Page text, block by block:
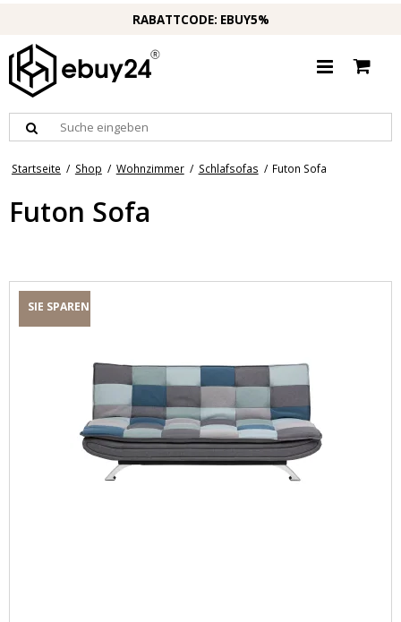
RABATTCODE: EBUY5%
Startseite / Shop / Wohnzimmer / Schlafsofas / Futon Sofa
Futon Sofa
SIE SPAREN